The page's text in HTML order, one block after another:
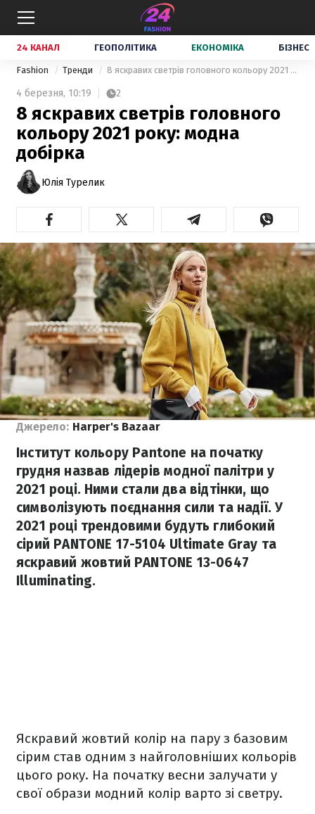
24 КАНАЛ ГЕОПОЛІТИКА ЕКОНОМІКА БІЗНЕС
Fashion Тренди 8 яскравих светрів головного кольору 2021 року: модна добірка
4 березня, 10:19 2
8 яскравих светрів головного
кольору 2021 року: модна
добірка
Юлія Турелик
Джерело: Harper's Bazaar
Інститут кольору Pantone на початку
грудня назвав лідерів модної палітри у
2021 році. Ними стали два відтінки, що
символізують поєднання сили та надії. У
2021 році трендовими будуть глибокий
сірий PANTONE 17-5104 Ultimate Gray та
яскравий жовтий PANTONE 13-0647
Illuminating.
Яскравий жовтий колір на пару з базовим
сірим став одним з найголовніших кольорів
цього року. На початку весни залучати у
свої образи модний колір варто зі светру.